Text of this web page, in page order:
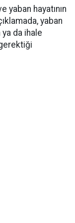
yaban hayatının
yaban
da ihale